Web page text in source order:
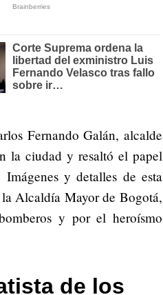
Fernando Galán, alcalde
la ciudad y resaltó el papel
y detalles de esta
Alcaldía Mayor de Bogotá,
y por el heroísmo
de los